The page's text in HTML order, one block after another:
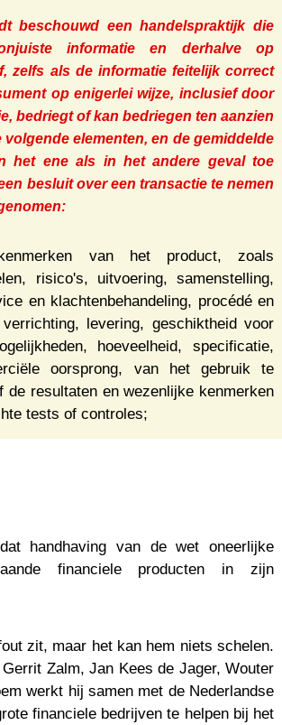
beschouwd een handelspraktijk die
informatie en derhalve op
zelfs als de informatie feitelijk correct
op enigerlei wijze, inclusief door
bedriegt of kan bedriegen ten aanzien
volgende elementen, en de gemiddelde
het ene als in het andere geval toe
besluit over een transactie te nemen
van het product, zoals
risico's, uitvoering, samenstelling,
en klachtenbehandeling, procédé en
levering, geschiktheid voor
hoeveelheid, specificatie,
oorsprong, van het gebruik te
de resultaten en wezenlijke kenmerken
tests of controles;
handhaving van de wet oneerlijke
financiele producten in zijn
zit, maar het kan hem niets schelen.
Zalm, Jan Kees de Jager, Wouter
werkt hij samen met de Nederlandse
financiele bedrijven te helpen bij het